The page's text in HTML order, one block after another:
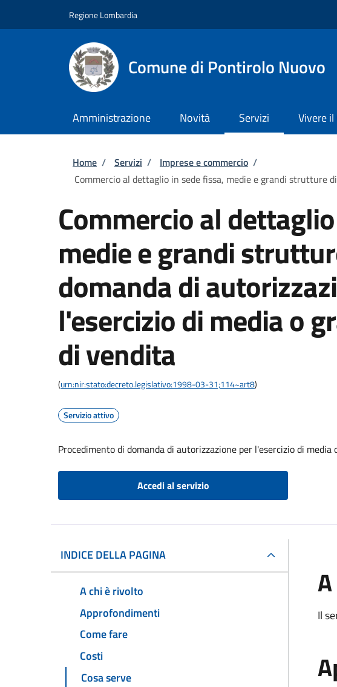
Regione Lombardia
Comune di Pontirolo Nuovo
Amministrazione Novità Servizi Vivere
Briciole di pane
Home / Servizi / Imprese e commercio /
Commercio al dettaglio in sede fissa, medie e grandi strutture
Commercio al
medie e grandi
domanda di
l'esercizio di media o
di vendita
(urn:nir:stato:decreto.legislativo:1998-03-31;114~art8)
Servizio attivo
Procedimento di domanda di autorizzazione per l'esercizio di
Accedi al servizio
INDICE DELLA PAGINA
A chi è rivolto
Approfondimenti
Come fare
Costi
Cosa serve
Il